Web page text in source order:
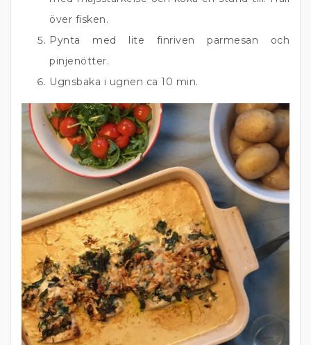
över fisken.
Pynta med lite finriven parmesan och
pinjenötter.
Ugnsbaka i ugnen ca 10 min.